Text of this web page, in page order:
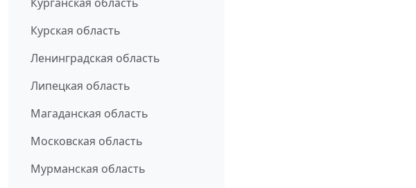
Курская область
Ленинградская область
Липецкая область
Магаданская область
Московская область
Мурманская область